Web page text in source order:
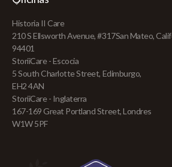
Historia II Care
210 S Ellsworth Avenue, #317San Mateo,
94401
StoriiCare - Escocia
5 South Charlotte Street, Edimburgo,
EH2 4AN
StoriiCare - Inglaterra
167-169 Great Portland Street, Londres
W1W 5PF